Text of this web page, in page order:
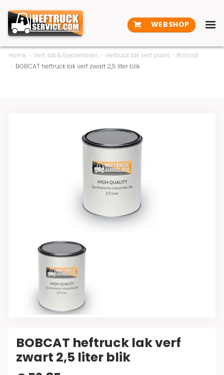
WEBSHOP
Home Verf, lak & toebehoren Heftruck lak verf paint
Bobcat
BOBCAT heftruck lak verf zwart 2,5 liter blik
BOBCAT heftruck lak verf
zwart 2,5 liter blik